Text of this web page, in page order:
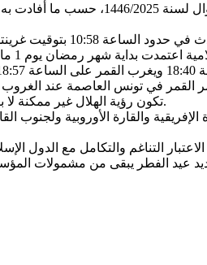
يكون أول أيام عيد الفطر المبارك الموافق للفاتح من شهر شوّال لهذه السنة،
تكون رؤية الهلال غير ممكنة لا بالتلسكوب ولا بالعين المجردة.
والقارة الأوروبية ولجنوب
التناغم والتكامل مع الدول